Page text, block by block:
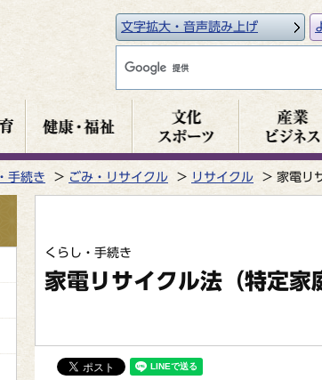
文字拡大・音声読み上げ
手続き ごみ・リサイクル リサイクル 家電リ
くらし・手続き
家電リサイクル法（特定家